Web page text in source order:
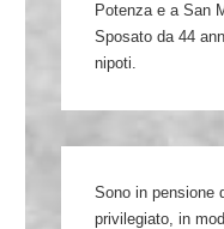
Potenza e a San
Sposato da 44
nipoti.
Sono in pensione
privilegiato, in